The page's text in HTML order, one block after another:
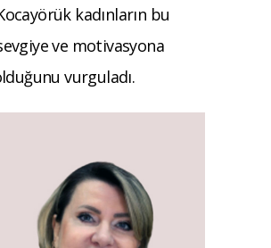
kadınların bu
ve motivasyona
vurguladı.